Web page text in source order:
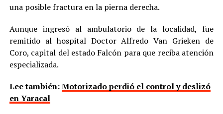
una posible fractura en la pierna derecha.
Aunque ingresó al ambulatorio de la localidad, fue
remitido al hospital Doctor Alfredo Van Grieken de
Coro, capital del estado Falcón para que reciba atención
especializada.
Lee también:Motorizado perdió el control y deslizó
en Yaracal